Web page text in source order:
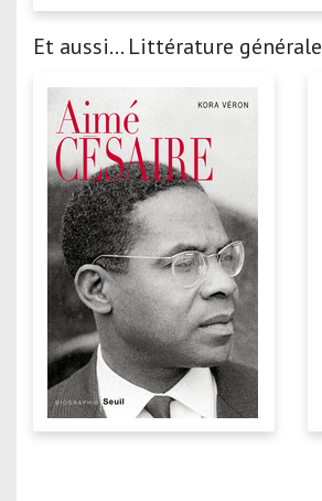
Et aussi... Littérature générale